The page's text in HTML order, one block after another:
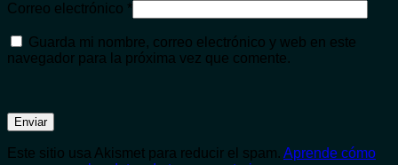
Correo electrónico *
Guarda mi nombre, correo electrónico y web en este
navegador para la próxima vez que comente.
Este sitio usa Akismet para reducir el spam. Aprende cómo